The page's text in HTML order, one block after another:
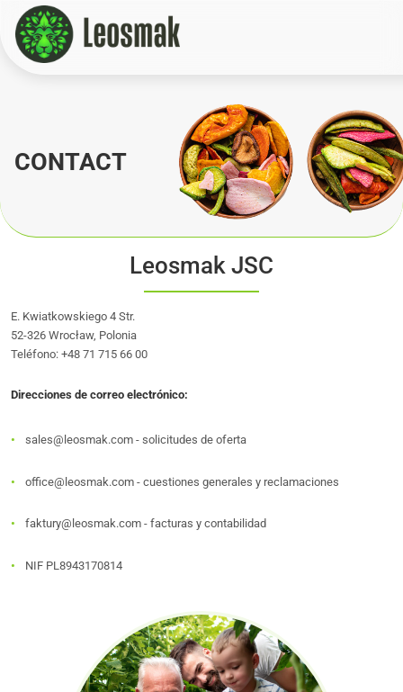
Home /
Contact
CONTACT
Leosmak JSC
E. Kwiatkowskiego 4 Str.
52-326 Wrocław, Polonia
Teléfono: +48 71 715 66 00
Direcciones de correo electrónico:
sales@leosmak.com - solicitudes de oferta
office@leosmak.com - cuestiones generales y reclamaciones
faktury@leosmak.com - facturas y contabilidad
NIF PL8943170814